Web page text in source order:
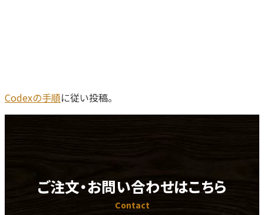
Codexの手順に従い投稿。
ご注文・お問い合わせはこちら
Contact